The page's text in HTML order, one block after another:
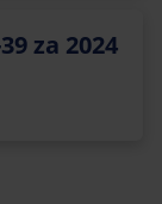
za 2024